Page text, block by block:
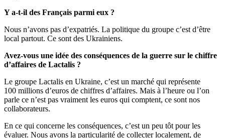
Y a-t-il des Français parmi eux ?
Nous n’avons pas d’expatriés. La politique du groupe c’est d’être
local partout. Ce sont des Ukrainiens.
Avez-vous une idée des conséquences de la guerre sur le chiffre
d’affaires de Lactalis ?
Le groupe Lactalis en Ukraine, c’est un marché qui représente
100 millions d’euros de chiffres d’affaires. Mais à l’heure ou l’on
parle ce n’est pas vraiment les euros qui comptent, ce sont nos
collaborateurs.
En ce qui concerne les conséquences, c’est un peu tôt pour les
évaluer. Nous avons la particularité de collecter localement, de